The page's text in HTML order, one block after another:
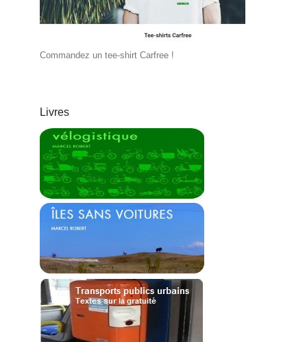
Commandez un tee-shirt Carfree !
Livres